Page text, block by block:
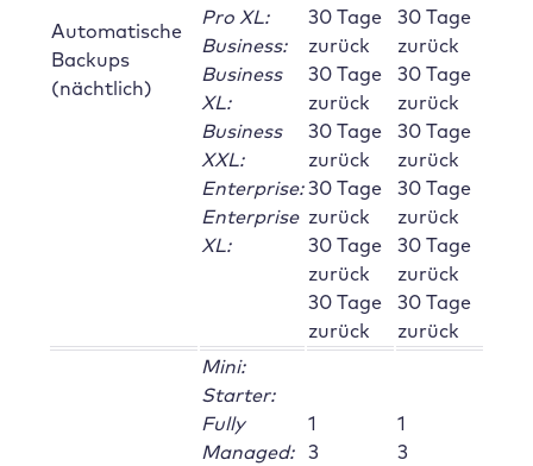
Automatische
Backups
(nächtlich)
Pro XL:
Business:
Business
XL:
Business
XXL:
Enterprise:
Enterprise
XL:
30 Tage
zurück
30 Tage
zurück
30 Tage
zurück
30 Tage
zurück
30 Tage
zurück
30 Tage
zurück
30 Tage
zurück
30 Tage
zurück
30 Tage
zurück
30 Tage
zurück
30 Tage
zurück
30 Tage
zurück
Mini:
Starter:
Fully
Managed:
1
3
1
3